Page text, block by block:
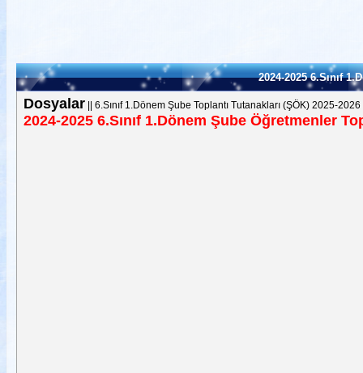
2024-2025 6.Sınıf
Dosyalar|| 6.Sınıf 1.Dönem Şube Toplantı Tutanakları (ŞÖK) 2025-2026
2024-2025 6.Sınıf 1.Dönem Şube Öğretmenler